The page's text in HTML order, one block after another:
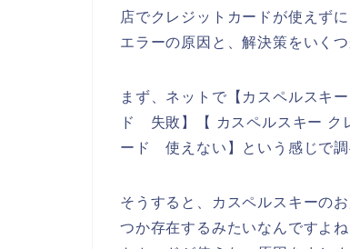
店でクレジットカードが使えず
エラーの原因と、解決策をいく
まず、ネットで【カスペルスキ
ド 失敗】【 カスペルスキー ク
ード 使えない】という感じで調
そうすると、カスペルスキーの
つか存在するみたいなんですよ